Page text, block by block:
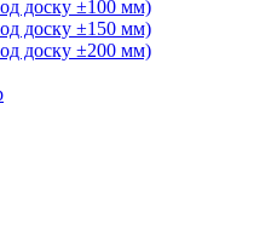
доску ±100 мм)
доску ±150 мм)
доску ±200 мм)